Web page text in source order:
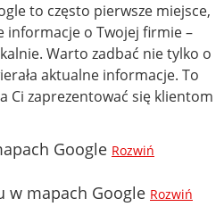
to często pierwsze miejsce,
informacje o Twojej firmie –
Warto zadbać nie tylko o
aktualne informacje. To
Ci zaprezentować się klientom
Google Rozwiń
w mapach Google Rozwiń